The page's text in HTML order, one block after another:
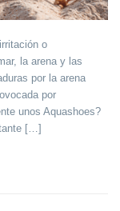
o
la arena y las
por la arena
por
unos Aquashoes?
[…]